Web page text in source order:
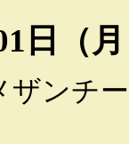
日（
ザンチ